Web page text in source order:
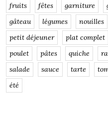
fruits
fêtes garniture
gâteau
légumes nouilles
petit déjeuner
plat complet
poulet
pâtes quiche
salade
sauce tarte
été